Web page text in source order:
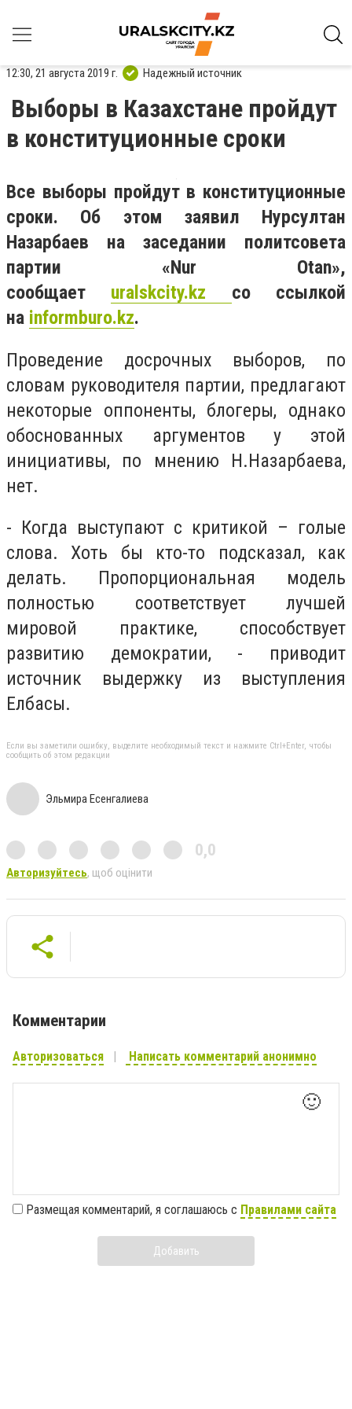
12:30, 21 августа 2019 г. Надежный источник
Выборы в Казахстане пройдут
в конституционные сроки
Все выборы пройдут в конституционные
сроки. Об этом заявил Нурсултан
Назарбаев на заседании политсовета
партии «Nur Otan»,
сообщает uralskcity.kz со ссылкой
на informburo.kz.
Проведение досрочных выборов, по
словам руководителя партии, предлагают
некоторые оппоненты, блогеры, однако
обоснованных аргументов у этой
инициативы, по мнению Н.Назарбаева,
нет.
- Когда выступают с критикой – голые
слова. Хоть бы кто-то подсказал, как
делать. Пропорциональная модель
полностью соответствует лучшей
мировой практике, способствует
развитию демократии, - приводит
источник выдержку из выступления
Елбасы.
Если вы заметили ошибку, выделите необходимый текст и нажмите Ctrl+Enter, чтобы
сообщить об этом редакции
Эльмира Есенгалиева
0,0
Авторизуйтесь, щоб оцінити
Комментарии
Авторизоваться Написать комментарий анонимно
🙂
Размещая комментарий, я соглашаюсь с Правилами сайта
Добавить